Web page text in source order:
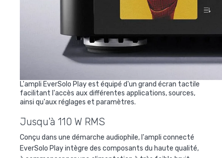
L'ampli EverSolo Play est équipé d'un grand écran tactile
facilitant l'accès aux différentes applications, sources,
ainsi qu'aux réglages et paramètres.
Jusqu'à 110 W RMS
Conçu dans une démarche audiophile, l'ampli connecté
EverSolo Play intègre des composants du haute qualité,